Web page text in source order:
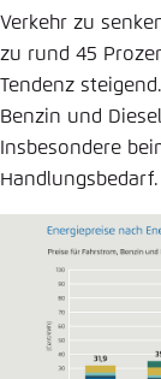
Verkehr zu
zu rund 45
Tendenz
Benzin und
Insbesondere
Handlungsbedarf.